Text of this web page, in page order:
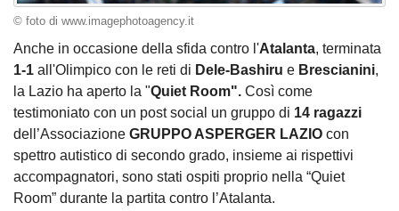
© foto di www.imagephotoagency.it
Anche in occasione della sfida contro l'Atalanta, terminata
1-1 all'Olimpico con le reti di Dele-Bashiru e Brescianini,
la Lazio ha aperto la "Quiet Room". Così come
testimoniato con un post social un gruppo di 14 ragazzi
dell’Associazione GRUPPO ASPERGER LAZIO con
spettro autistico di secondo grado, insieme ai rispettivi
accompagnatori, sono stati ospiti proprio nella “Quiet
Room” durante la partita contro l’Atalanta.